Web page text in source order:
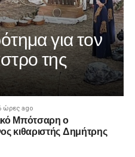
για τον
της
ώρες ago
Μπότσαρη ο
κιθαριστής Δημήτρης